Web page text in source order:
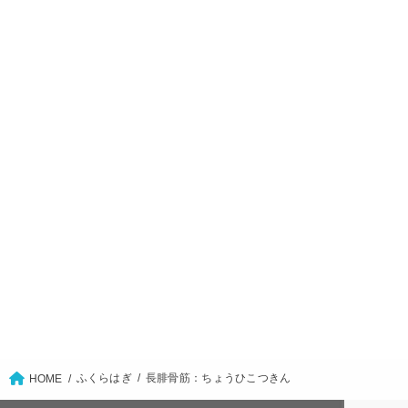
HOME ふくらはぎ 長腓骨筋：ちょうひこつきん